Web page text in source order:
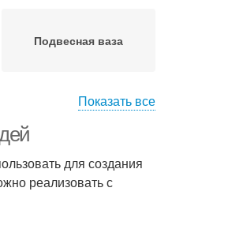
Подвесная ваза
Показать все
для создания
реализовать с